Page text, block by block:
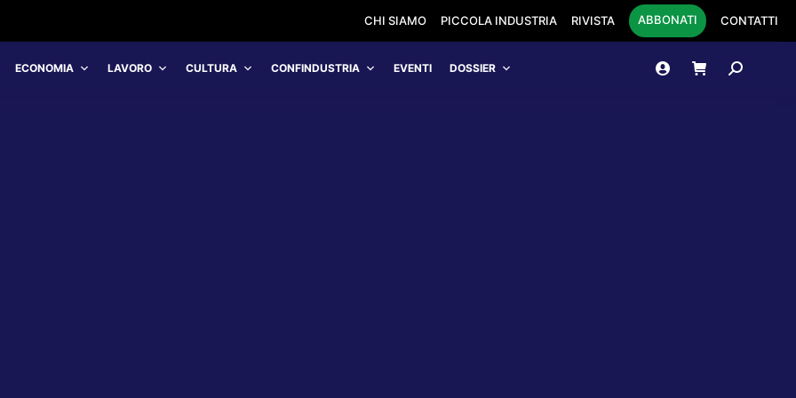
CHI SIAMO PICCOLA INDUSTRIA RIVISTA ABBONATI CONTATTI
ECONOMIA LAVORO CULTURA CONFINDUSTRIA EVENTI DOSSIER Cerca: